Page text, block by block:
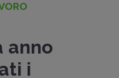
anno
i